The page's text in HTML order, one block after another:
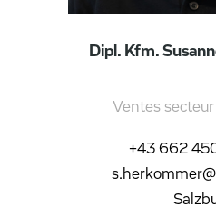
Dipl. Kfm.
Ventes
+43 662